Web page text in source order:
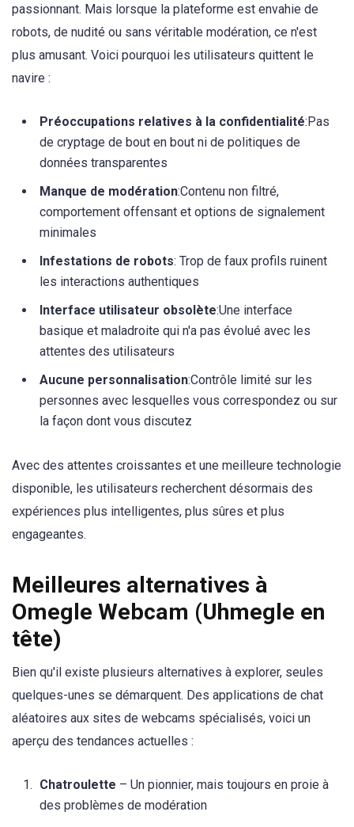
passionnant. Mais lorsque la plateforme est envahie de
robots, de nudité ou sans véritable modération, ce n'est
plus amusant. Voici pourquoi les utilisateurs quittent le
navire :
Préoccupations relatives à la confidentialité:Pas
de cryptage de bout en bout ni de politiques de
données transparentes
Manque de modération:Contenu non filtré,
comportement offensant et options de signalement
minimales
Infestations de robots: Trop de faux profils ruinent
les interactions authentiques
Interface utilisateur obsolète:Une interface
basique et maladroite qui n'a pas évolué avec les
attentes des utilisateurs
Aucune personnalisation:Contrôle limité sur les
personnes avec lesquelles vous correspondez ou sur
la façon dont vous discutez
Avec des attentes croissantes et une meilleure technologie
disponible, les utilisateurs recherchent désormais des
expériences plus intelligentes, plus sûres et plus
engageantes.
Meilleures alternatives à
Omegle Webcam (Uhmegle en
tête)
Bien qu'il existe plusieurs alternatives à explorer, seules
quelques-unes se démarquent. Des applications de chat
aléatoires aux sites de webcams spécialisés, voici un
aperçu des tendances actuelles :
Chatroulette – Un pionnier, mais toujours en proie à
des problèmes de modération